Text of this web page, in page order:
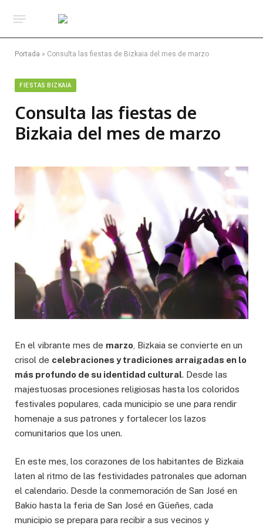
Portada » Consulta las fiestas de Bizkaia del mes de marzo
FIESTAS BIZKAIA
Consulta las fiestas de
Bizkaia del mes de marzo
En el vibrante mes de marzo , Bizkaia se convierte en un
crisol de celebraciones y tradiciones arraigadas en lo
más profundo de su identidad cultural. Desde las
majestuosas procesiones religiosas hasta los coloridos
festivales populares, cada municipio se une para rendir
homenaje a sus patrones y fortalecer los lazos
comunitarios que los unen.
En este mes, los corazones de los habitantes de Bizkaia
laten al ritmo de las festividades patronales que adornan
el calendario. Desde la conmemoración de San José en
Bakio hasta la feria de San José en Güeñes, cada
municipio se prepara para recibir a sus vecinos y